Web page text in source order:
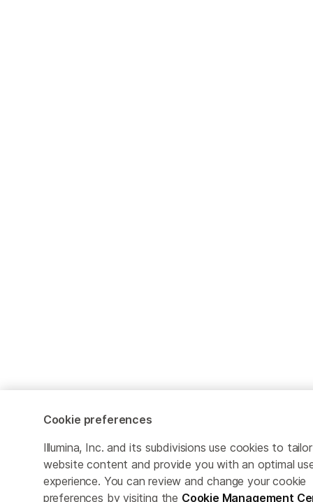
Cookie preferences
Illumina, Inc. and its subdivisions use cookies to tailor
website content and provide you with an optimal
experience. You can review and change your cookie
preferences by visiting the Cookie Management